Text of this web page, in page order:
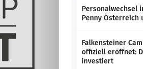
Personalwechsel
Penny Österreich
Falkensteiner
offiziell eröffnet:
investiert